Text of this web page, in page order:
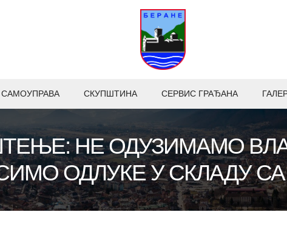
СКУПШТИНА СЕРВИС ГРАЂАНА
НЕ ОДУЗИМАМО
ОДЛУКЕ У СКЛАДУ